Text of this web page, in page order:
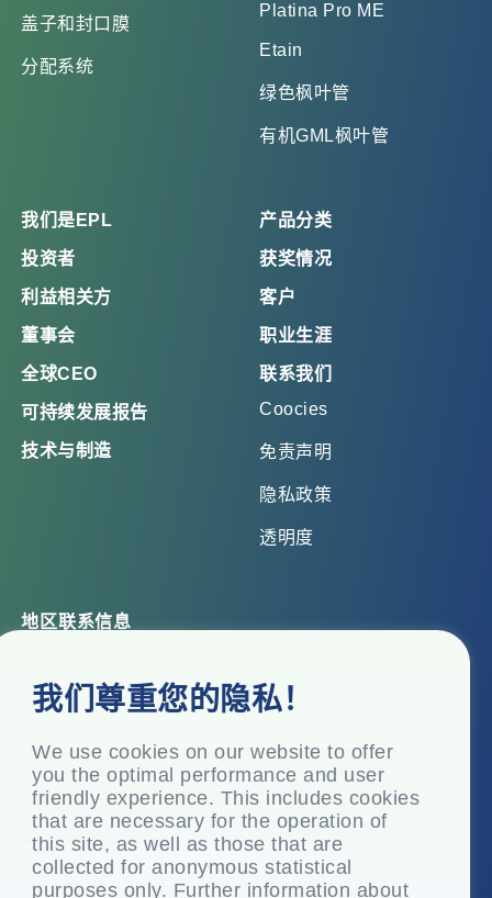
我们尊重您的隐私！
We use cookies on our website to offer
you the optimal performance and user
friendly experience. This includes cookies
that are necessary for the operation of
this site, as well as those that are
collected for anonymous statistical
purposes only. Further information about
盖子和封口膜
分配系统
Platina Pro ME
Etain
绿色枫叶管
有机GML枫叶管
我们是EPL
投资者
利益相关方
董事会
全球CEO
可持续发展报告
技术与制造
产品分类
获奖情况
客户
职业生涯
联系我们
Coocies
免责声明
隐私政策
透明度
地区联系信息
Top Floor, Times Tower, Kamala City, Senapati Bapat
Marg, Lower Parel, Mumbai – 400 013, Maharashtra,
注册办事处
P.O. Vasind, Taluka Shahapur, Dist.
+91-22-24819000
info@eplglobal.com